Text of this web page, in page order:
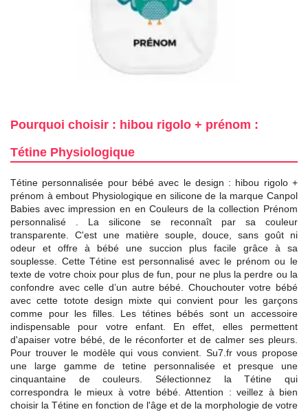
Pourquoi choisir : hibou rigolo + prénom :
Tétine Physiologique
Tétine personnalisée pour bébé avec le design : hibou rigolo +
prénom à embout Physiologique en silicone de la marque Canpol
Babies avec impression en en Couleurs de la collection Prénom
personnalisé . La silicone se reconnaît par sa couleur
transparente. C'est une matière souple, douce, sans goût ni
odeur et offre à bébé une succion plus facile grâce à sa
souplesse. Cette Tétine est personnalisé avec le prénom ou le
texte de votre choix pour plus de fun, pour ne plus la perdre ou la
confondre avec celle d’un autre bébé. Chouchouter votre bébé
avec cette totote design mixte qui convient pour les garçons
comme pour les filles. Les tétines bébés sont un accessoire
indispensable pour votre enfant. En effet, elles permettent
d'apaiser votre bébé, de le réconforter et de calmer ses pleurs.
Pour trouver le modèle qui vous convient. Su7.fr vous propose
une large gamme de tetine personnalisée et presque une
cinquantaine de couleurs. Sélectionnez la Tétine qui
correspondra le mieux à votre bébé. Attention : veillez à bien
choisir la Tétine en fonction de l'âge et de la morphologie de votre